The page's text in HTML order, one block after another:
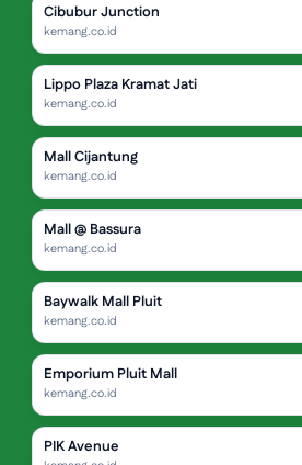
Cibubur Junction
kemang.co.id
Lippo Plaza Kramat Jati
kemang.co.id
Mall Cijantung
kemang.co.id
Mall @ Bassura
kemang.co.id
Baywalk Mall Pluit
kemang.co.id
Emporium Pluit Mall
kemang.co.id
PIK Avenue